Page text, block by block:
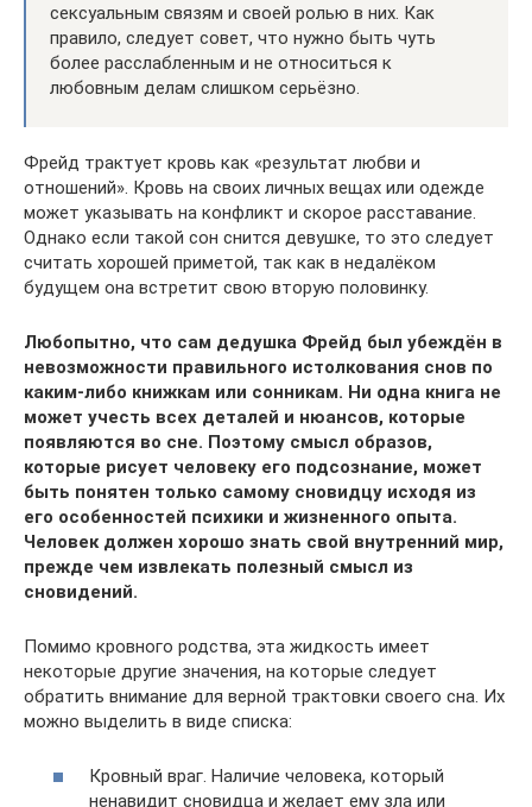
сексуальным связям и своей ролью в них. Как
правило, следует совет, что нужно быть чуть
более расслабленным и не относиться к
любовным делам слишком серьёзно.
Фрейд трактует кровь как «результат любви и
отношений». Кровь на своих личных вещах или одежде
может указывать на конфликт и скорое расставание.
Однако если такой сон снится девушке, то это следует
считать хорошей приметой, так как в недалёком
будущем она встретит свою вторую половинку.
Любопытно, что сам дедушка Фрейд был убеждён в
невозможности правильного истолкования снов по
каким-либо книжкам или сонникам. Ни одна книга не
может учесть всех деталей и нюансов, которые
появляются во сне. Поэтому смысл образов,
которые рисует человеку его подсознание, может
быть понятен только самому сновидцу исходя из
его особенностей психики и жизненного опыта.
Человек должен хорошо знать свой внутренний мир,
прежде чем извлекать полезный смысл из
сновидений.
Помимо кровного родства, эта жидкость имеет
некоторые другие значения, на которые следует
обратить внимание для верной трактовки своего сна. Их
можно выделить в виде списка:
Кровный враг. Наличие человека, который
ненавидит сновидца и желает ему зла или